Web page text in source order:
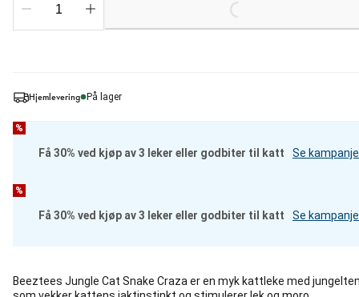
Hjemlevering På lager
%
Få 30% ved kjøp av 3 leker eller godbiter til katt Se kampanje
%
Få 30% ved kjøp av 3 leker eller godbiter til katt Se kampanje
Beeztees Jungle Cat Snake Craza er en myk kattleke med
Loading...